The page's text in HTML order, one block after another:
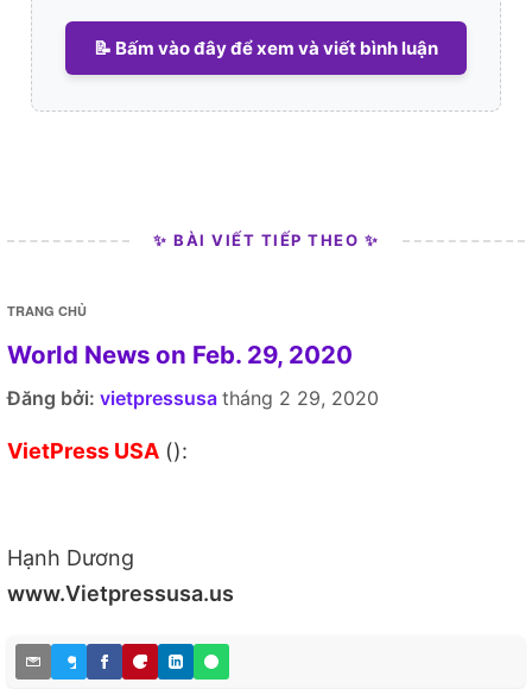
📝 Bấm vào đây để xem và viết bình luận
✨ BÀI VIẾT TIẾP THEO ✨
TRANG CHỦ
World News on Feb. 29, 2020
Đăng bởi: vietpressusa tháng 2 29, 2020
VietPress USA ():
Hạnh Dương
www.Vietpressusa.us